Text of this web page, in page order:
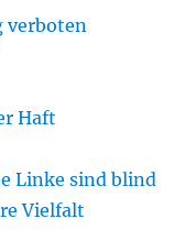
verboten
Haft
Linke sind blind
Vielfalt